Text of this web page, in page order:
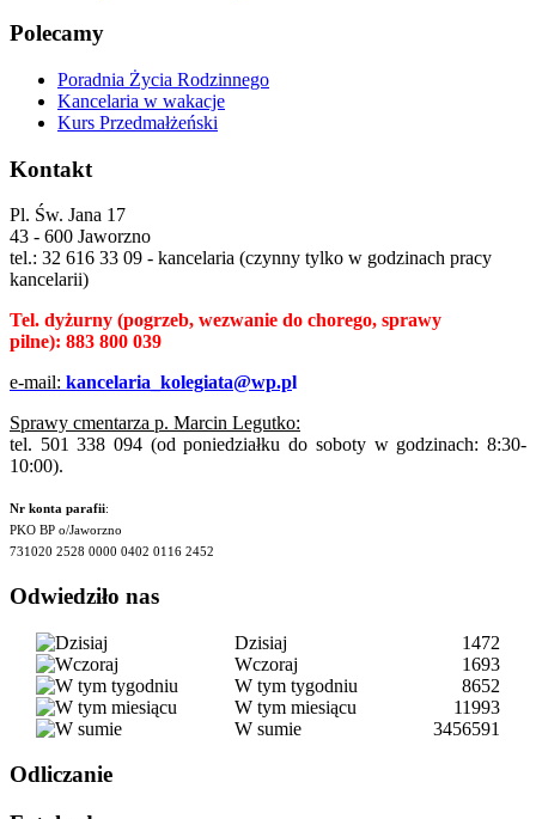
Polecamy
Poradnia Życia Rodzinnego
Kancelaria w wakacje
Kurs Przedmałżeński
Kontakt
Pl. Św. Jana 17
43 - 600 Jaworzno
tel.: 32 616 33 09 - kancelaria (czynny tylko w godzinach pracy
kancelarii)
Tel. dyżurny (pogrzeb, wezwanie do chorego, sprawy
pilne): 883 800 039
e-mail: kancelaria_kolegiata@wp.pl
Sprawy cmentarza p. Marcin Legutko:
tel. 501 338 094 (od poniedziałku do soboty w godzinach: 8:30-
10:00).
Nr konta parafii:
PKO BP o/Jaworzno
731020 2528 0000 0402 0116 2452
Odwiedziło nas
Dzisiaj
1472
Wczoraj
1693
W tym tygodniu
8652
W tym miesiącu
11993
W sumie
3456591
Odliczanie